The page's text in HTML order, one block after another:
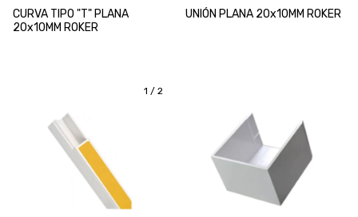
CURVA TIPO "T" PLANA
20x10MM ROKER
UNIÓN PLANA 20x10MM ROKER
1 / 2